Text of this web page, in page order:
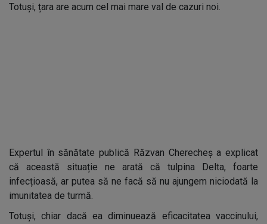
Totuși, țara are acum cel mai mare val de cazuri noi.
Expertul în sănătate publică Răzvan Cherecheș a explicat
că această situație ne arată că tulpina Delta, foarte
infecțioasă, ar putea să ne facă să nu ajungem niciodată la
imunitatea de turmă.
Totuși, chiar dacă ea diminuează eficacitatea vaccinului,